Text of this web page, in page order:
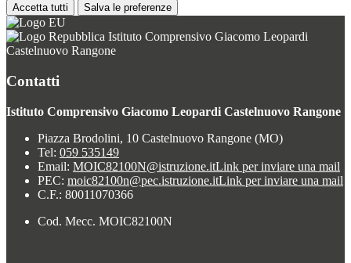
Accetta tutti Salva le preferenze
Istituto Comprensivo Giacomo Leopardi
Castelnuovo Rangone
Contatti
Istituto Comprensivo Giacomo Leopardi Castelnuovo Rangone
Piazza Brodolini, 10 Castelnuovo Rangone (MO)
Tel: 059 535149
Email: MOIC82100N@istruzione.itLink per inviare una mail
PEC: moic82100n@pec.istruzione.itLink per inviare una mail
C.F.: 80011070366
Cod. Mecc. MOIC82100N